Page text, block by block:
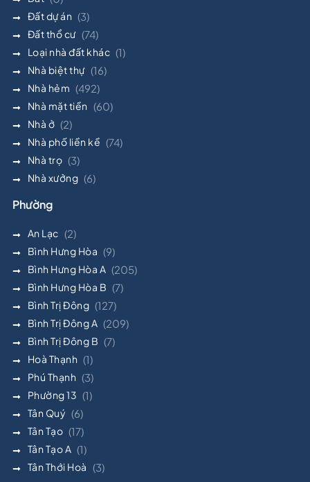
Đất dự án (3)
Đất thổ cư (74)
Loại nhà đất khác (1)
Nhà biệt thự (16)
Nhà hẻm (492)
Nhà mặt tiền (60)
Nhà ở (2)
Nhà phố liền kề (74)
Nhà trọ (3)
Nhà xưởng (6)
Phường
An Lạc (2)
Bình Hưng Hòa (9)
Bình Hưng Hòa A (205)
Bình Hưng Hòa B (7)
Bình Trị Đông (127)
Bình Trị Đông A (209)
Bình Trị Đông B (7)
Hoà Thạnh (1)
Phú Thạnh (3)
Phường 13 (1)
Tân Quý (6)
Tân Tạo (17)
Tân Tạo A (1)
Tân Thới Hoà (3)